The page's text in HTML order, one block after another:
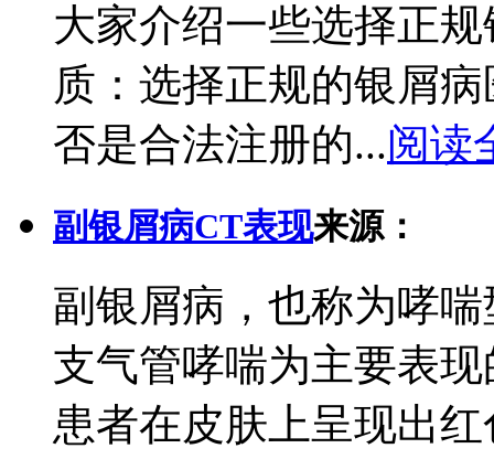
大家介绍一些选择正
质：选择正规的银屑
否是合法注册的...阅读
副银屑病CT表现来源：
副银屑病，也称为哮
支气管哮喘为主要表
患者在皮肤上呈现出